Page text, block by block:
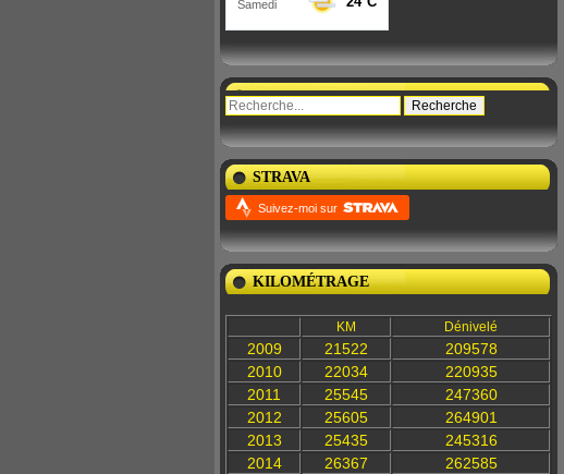
STRAVA
Suivez-moi sur
KILOMÉTRAGE
KM Dénivelé
2009 21522
209578
2010
22034
220935
2011
25545
247360
2012
25605
264901
2013
25435
245316
2014
26367
262585